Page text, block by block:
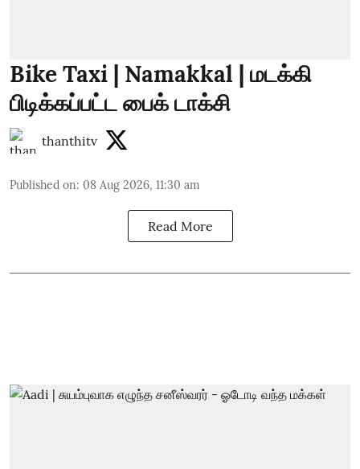
Bike Taxi | Namakkal | மடக்கி
பிடிக்கப்பட்ட பைக் டாக்சி
thanthitv
Published on: 08 Aug 2026, 11:30 am
Read More